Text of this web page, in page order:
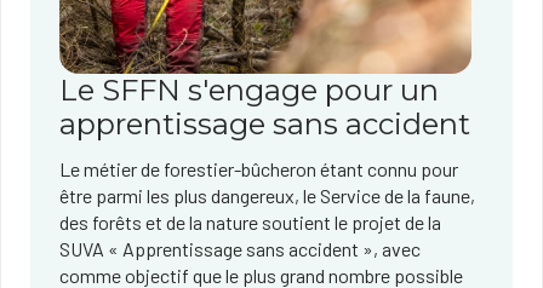
Le SFFN s'engage pour un
apprentissage sans accident
Le métier de forestier-bûcheron étant connu pour
être parmi les plus dangereux, le Service de la faune,
des forêts et de la nature soutient le projet de la
SUVA « Apprentissage sans accident », avec
comme objectif que le plus grand nombre possible